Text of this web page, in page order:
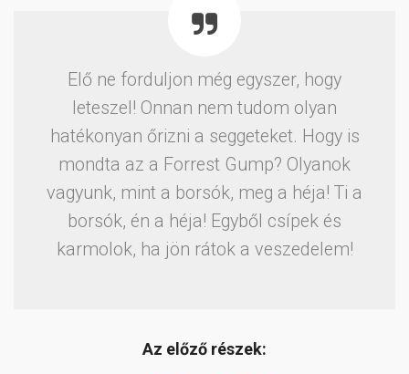
Elő ne forduljon még egyszer, hogy
leteszel! Onnan nem tudom olyan
hatékonyan őrizni a seggeteket. Hogy is
mondta az a Forrest Gump? Olyanok
vagyunk, mint a borsók, meg a héja! Ti a
borsók, én a héja! Egyből csípek és
karmolok, ha jön rátok a veszedelem!
Az előző részek: